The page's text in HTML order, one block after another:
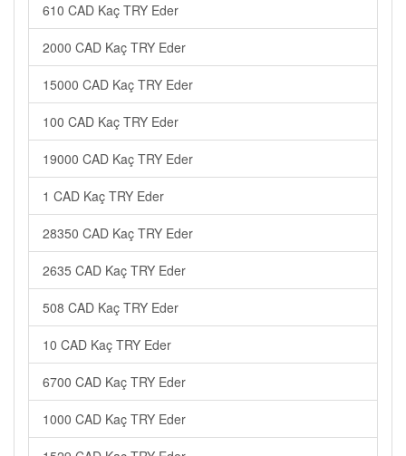
610 CAD Kaç TRY Eder
2000 CAD Kaç TRY Eder
15000 CAD Kaç TRY Eder
100 CAD Kaç TRY Eder
19000 CAD Kaç TRY Eder
1 CAD Kaç TRY Eder
28350 CAD Kaç TRY Eder
2635 CAD Kaç TRY Eder
508 CAD Kaç TRY Eder
10 CAD Kaç TRY Eder
6700 CAD Kaç TRY Eder
1000 CAD Kaç TRY Eder